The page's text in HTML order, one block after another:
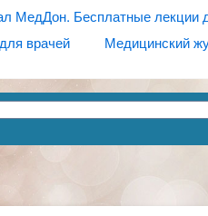
МедДон. Бесплатные лекции
врачей Медицинский